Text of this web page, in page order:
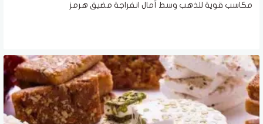
مكاسب قوية للذهب وسط آمال انفراجة مضيق هرمز